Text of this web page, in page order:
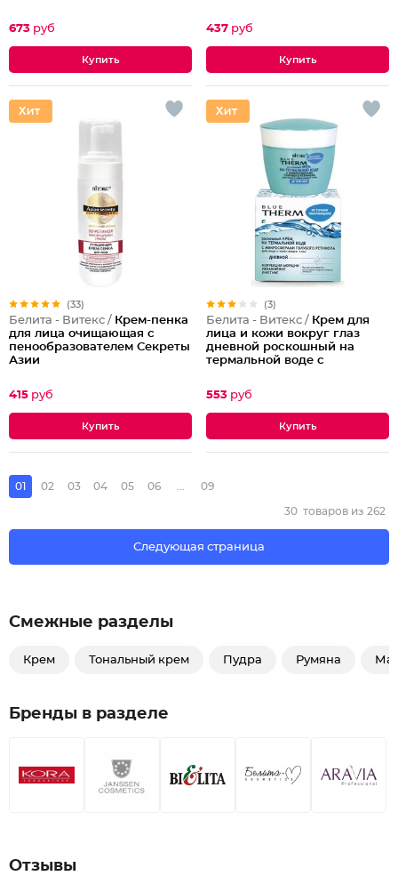
673 руб 437 руб
(33)
Белита - Витекс / Крем-пенка
для лица очищающая с
пенообразователем Секреты
Азии
415 руб
(3)
Белита - Витекс / Крем для
лица и кожи вокруг глаз
дневной роскошный на
термальной воде с
ретинола Blue Therm
553 руб
01 02 03 04 05 06 09
Следующая страница
30 товаров из 262
Смежные разделы
Крем Тональный крем Пудра Румяна
Бренды в разделе
Отзывы